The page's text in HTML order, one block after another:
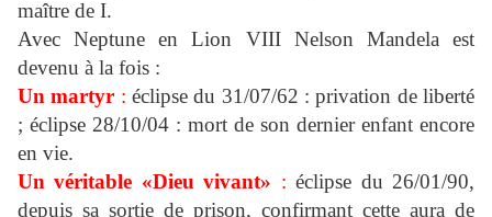
maître de I.
Avec Neptune en Lion VIII Nelson Mandela est
devenu à la fois :
Un martyr : éclipse du 31/07/62 : privation de liberté
; éclipse 28/10/04 : mort de son dernier enfant encore
en vie.
Un véritable «Dieu vivant» : éclipse du 26/01/90,
depuis sa sortie de prison, confirmant cette aura de